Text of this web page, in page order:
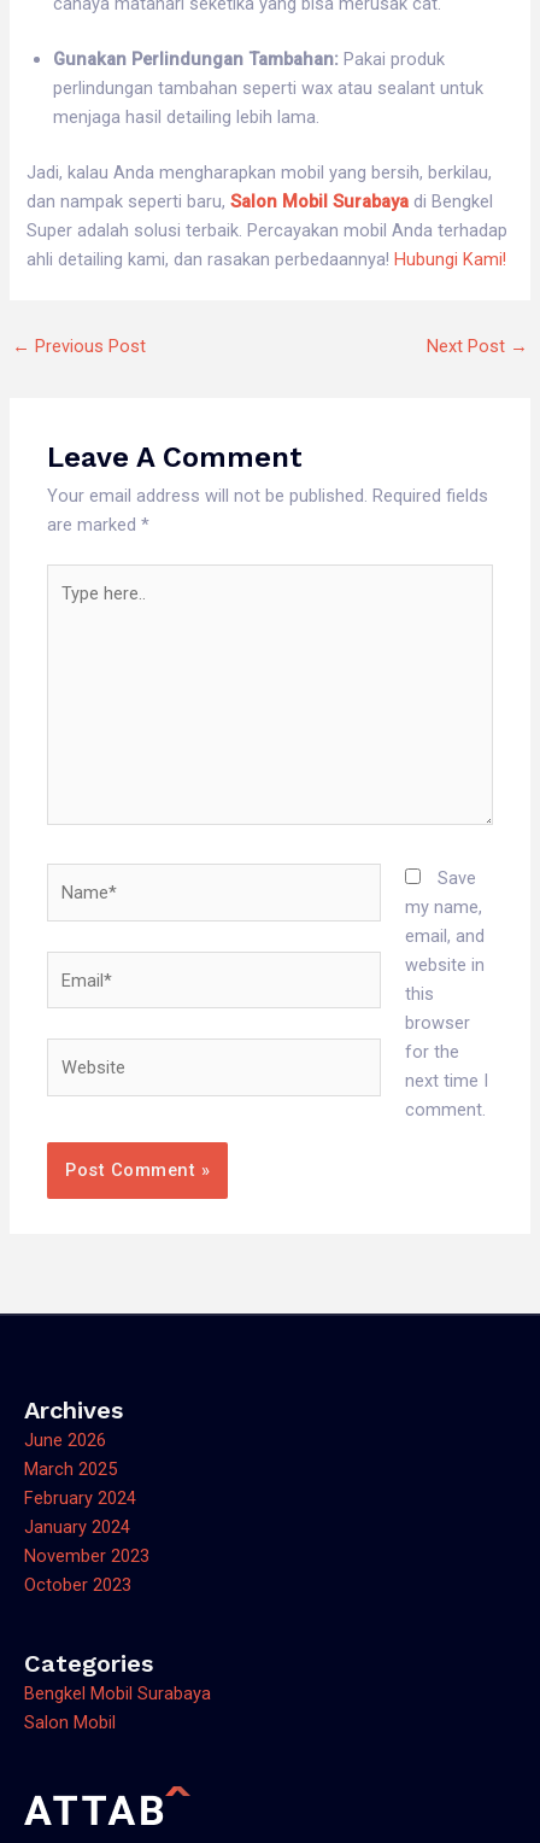
Gunakan Perlindungan Tambahan: Pakai produk
perlindungan tambahan seperti wax atau sealant untuk
menjaga hasil detailing lebih lama.
Jadi, kalau Anda mengharapkan mobil yang bersih, berkilau,
dan nampak seperti baru,Salon Mobil Surabaya di Bengkel
Super adalah solusi terbaik. Percayakan mobil Anda terhadap
ahli detailing kami, dan rasakan perbedaannya!Hubungi Kami!
← Previous Post Next Post →
Leave A Comment
Your email address will not be published. Required fields
are marked*
here..
Save
my name,
email, and
website in
this
browser
for the
next time I
comment.
Archives
June 2026
March 2025
February 2024
January 2024
November 2023
October 2023
Categories
Bengkel Mobil Surabaya
Salon Mobil